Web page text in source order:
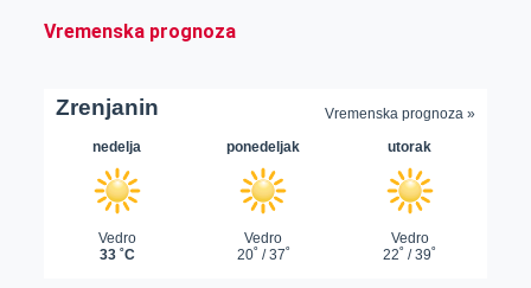
Vremenska prognoza